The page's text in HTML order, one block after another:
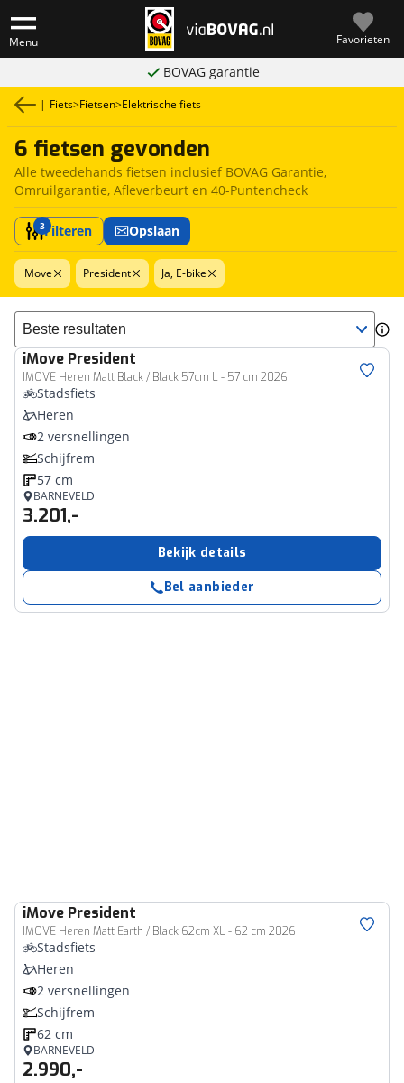
Menu Favorieten
BOVAG garantie
| Fiets>Fietsen>Elektrische fiets
6 fietsen gevonden
Alle tweedehands fietsen inclusief BOVAG Garantie,
Omruilgarantie, Afleverbeurt en 40-Puntencheck
3Filteren Opslaan
iMove President Ja, E-bike
Sorteer resultaten
iMove President
IMOVE Heren Matt Black / Black 57cm L - 57 cm 2026
Stadsfiets
Heren
2 versnellingen
Schijfrem
57 cm
BARNEVELD
3.201,-
Bekijk details
Bel aanbieder
iMove President
IMOVE Heren Matt Earth / Black 62cm XL - 62 cm 2026
Stadsfiets
Heren
2 versnellingen
Schijfrem
62 cm
BARNEVELD
2.990,-